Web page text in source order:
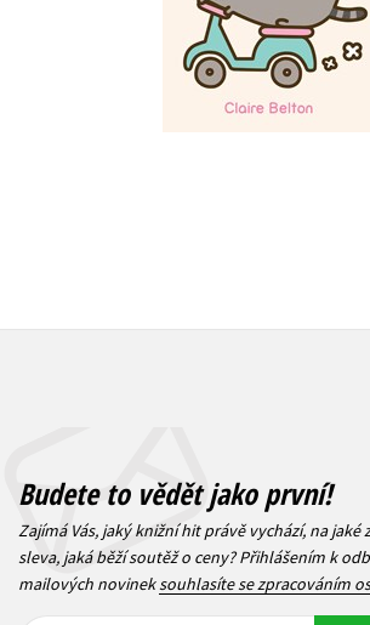
Do košíku
299 Kč
239 Kč
Budete to vědět jako první!
Zajímá Vás, jaký knižní hit právě vychází, na jaké
sleva, jaká běží soutěž o ceny? Přihlášením k
mailových novineksouhlasíte se zpracováním